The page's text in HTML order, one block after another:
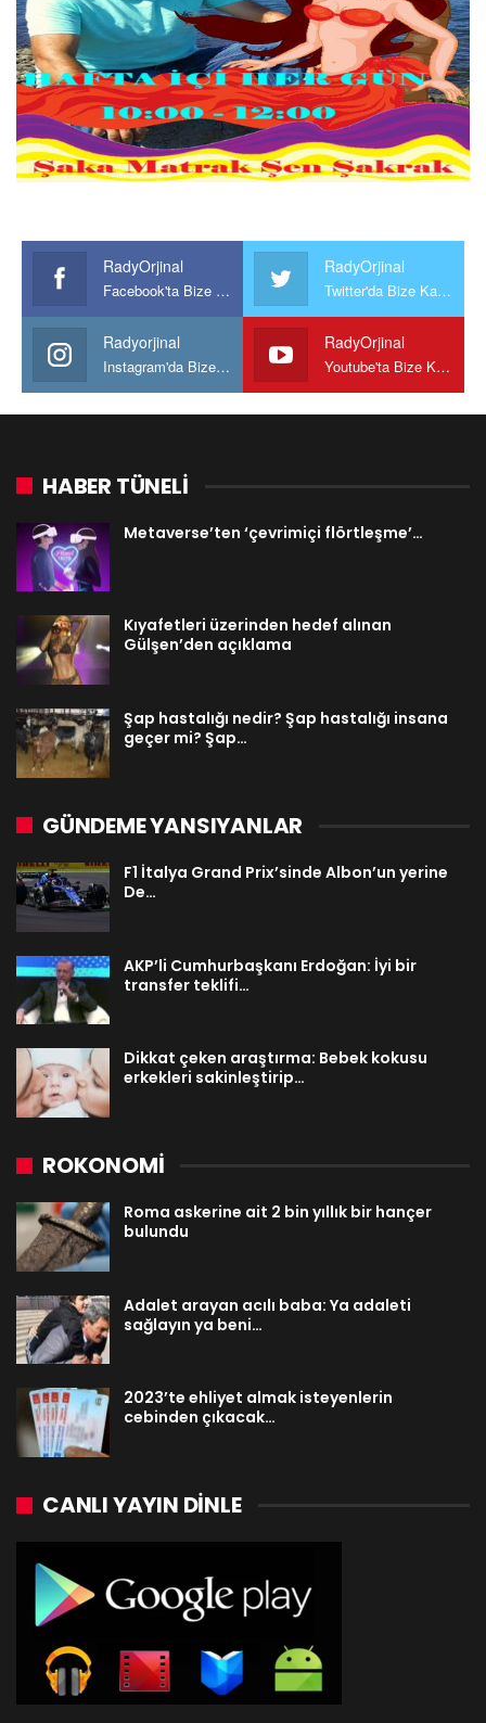
RadyOrjinal
Facebook'ta Bize Katılın
RadyOrjinal
Twitter'da Bize Katılın
Radyorjinal
Instagram'da Bize katılın
RadyOrjinal
Youtube'ta Bize Katılın
HABER TÜNELİ
Metaverse’ten ‘çevrimiçi flörtleşme’…
Kıyafetleri üzerinden hedef alınan
Gülşen’den açıklama
Şap hastalığı nedir? Şap hastalığı insana
geçer mi? Şap…
GÜNDEME YANSIYANLAR
F1 İtalya Grand Prix’sinde Albon’un yerine
De…
AKP’li Cumhurbaşkanı Erdoğan: İyi bir
transfer teklifi…
Dikkat çeken araştırma: Bebek kokusu
erkekleri sakinleştirip…
ROKONOMİ
Roma askerine ait 2 bin yıllık bir hançer
bulundu
Adalet arayan acılı baba: Ya adaleti
sağlayın ya beni…
2023’te ehliyet almak isteyenlerin
cebinden çıkacak…
CANLI YAYIN DINLE